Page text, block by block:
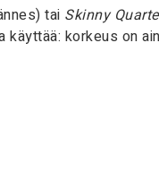
tai Skinny
käyttää: korkeus on